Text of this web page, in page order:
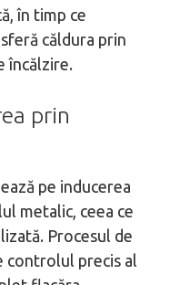
în timp ce
căldura prin
încălzire.
prin
pe inducerea
metalic, ceea ce
Procesul de
controlul precis al